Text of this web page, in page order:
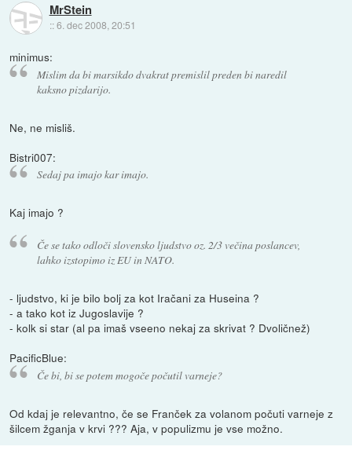
MrStein
::6. dec 2008, 20:51
minimus:
Mislim da bi marsikdo dvakrat premislil preden bi naredil
kaksno pizdarijo.
Ne, ne misliš.
Bistri007:
Sedaj pa imajo kar imajo.
Kaj imajo ?
Če se tako odloči slovensko ljudstvo oz. 2/3 večina poslancev,
lahko izstopimo iz EU in NATO.
- ljudstvo, ki je bilo bolj za kot Iračani za Huseina ?
- a tako kot iz Jugoslavije ?
- kolk si star (al pa imaš vseeno nekaj za skrivat ? Dvoličnež)
PacificBlue:
Če bi, bi se potem mogoče počutil varneje?
Od kdaj je relevantno, če se Franček za volanom počuti varneje z
šilcem žganja v krvi ??? Aja, v populizmu je vse možno.